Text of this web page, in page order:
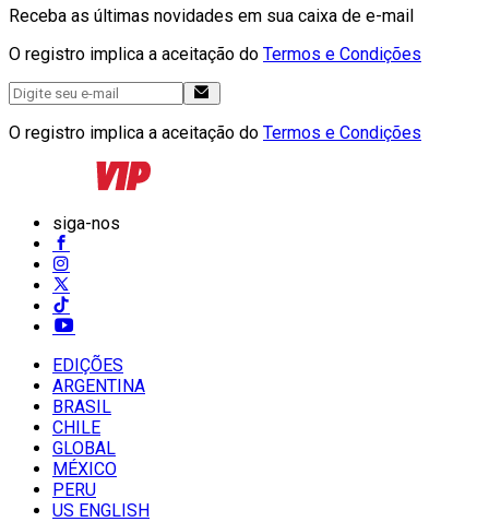
Receba as últimas novidades em sua caixa de e-mail
O registro implica a aceitação do Termos e Condições
O registro implica a aceitação do Termos e Condições
siga-nos
EDIÇÕES
ARGENTINA
BRASIL
CHILE
GLOBAL
MÉXICO
PERU
US ENGLISH